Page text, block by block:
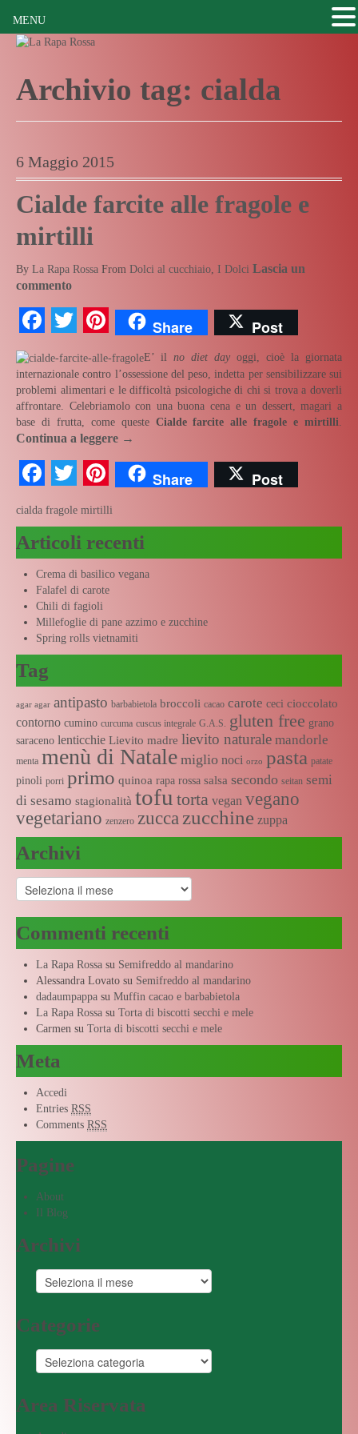
Archivio tag: cialda
6 Maggio 2015
Cialde farcite alle fragole e
mirtilli
By La Rapa Rossa From Dolci al cucchiaio, I Dolci Lascia un
commento
Facebook
TwitterPinterest
Share Post
E’ il no diet day oggi, cioè la giornata
internazionale contro l’ossessione del peso, indetta per sensibilizzare sui
problemi alimentari e le difficoltà psicologiche di chi si trova a doverli
affrontare. Celebriamolo con una buona cena e un dessert, magari a
base di frutta, come queste Cialde farcite alle fragole e mirtilli
Continua a leggere →
Facebook
TwitterPinterest
Share Post
cialda fragole mirtilli
Articoli recenti
Crema di basilico vegana
Falafel di carote
Chili di fagioli
Millefoglie di pane azzimo e zucchine
Spring rolls vietnamiti
Tag
agar agar antipasto barbabietola broccoli cacao carote ceci cioccolato
contorno cumino curcuma cuscus integrale G.A.S. gluten free grano
saraceno lenticchie Lievito madre lievito naturale mandorle
menta menù di Natale miglio noci orzo pasta patate
pinoli porri primo quinoa rapa rossa salsa secondo seitan semi
di sesamo stagionalità tofu torta vegan vegano
vegetariano zenzero zucca zucchine zuppa
Archivi
Archivi
Commenti recenti
La Rapa Rossa su Semifreddo al mandarino
Alessandra Lovato su Semifreddo al mandarino
dadaumpappa su Muffin cacao e barbabietola
La Rapa Rossa su Torta di biscotti secchi e mele
Carmen su Torta di biscotti secchi e mele
Meta
Accedi
Entries RSS
Comments RSS
Pagine
About
Il Blog
Archivi
Categorie
Area Riservata
MENU